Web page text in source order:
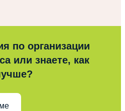
по организации
или знаете, как